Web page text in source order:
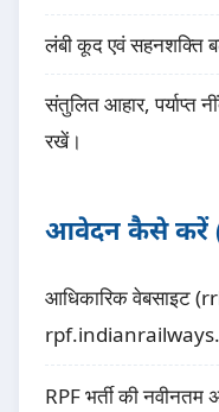
लंबी कूद एवं सहनशक्ति
संतुलित आहार, पर्याप्त
रखें।
आवेदन कैसे करें
आधिकारिक वेबसाइट
RPF भर्ती की